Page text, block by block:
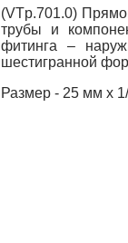
(VTp.701.0)
трубы и
фитинга –
шестигранной
Размер - 25 мм х